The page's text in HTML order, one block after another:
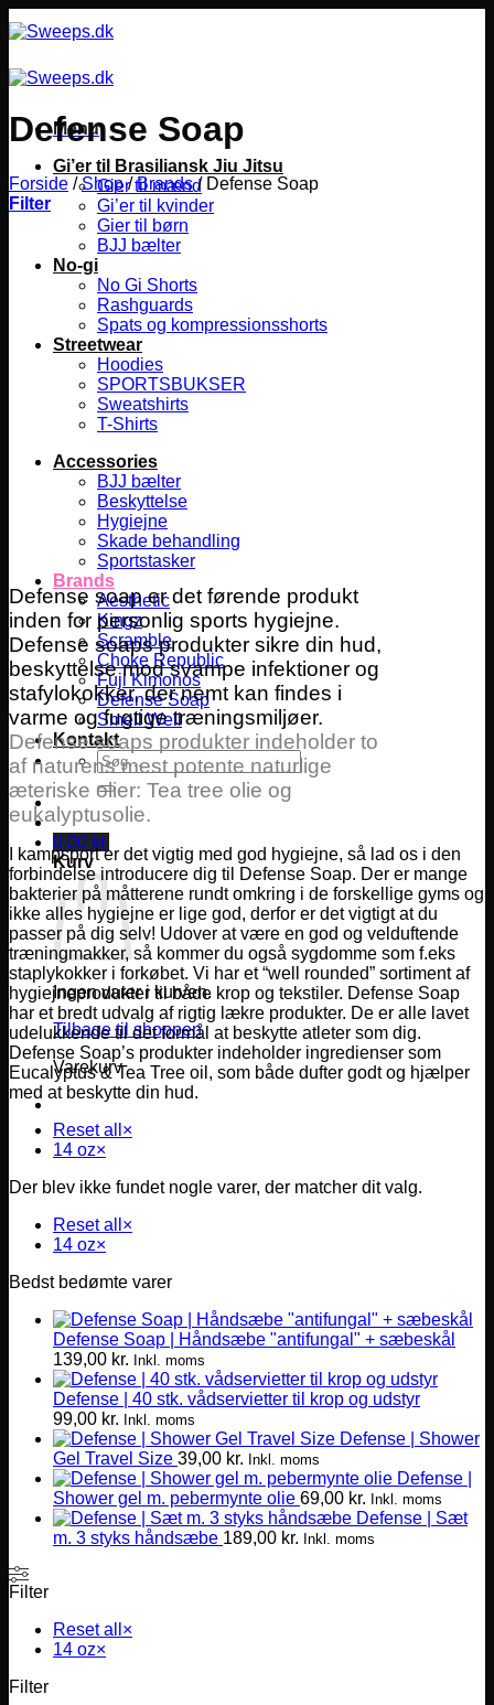
til
Menu
Gi’er til Brasiliansk Jiu Jitsu
Gier til mænd
Gi’er til kvinder
Gier til børn
BJJ bælter
No-gi
No Gi Shorts
Rashguards
Spats og kompressionsshorts
Streetwear
Hoodies
SPORTSBUKSER
Sweatshirts
T-Shirts
Accessories
BJJ bælter
Beskyttelse
Hygiejne
Skade behandling
Sportstasker
Brands
Aesthetic
Kingz
Scramble
Choke Republic
Fuji Kimonos
Defense Soap
Smell Well
Kontakt
Søg
efter:
0,00 kr.
Kurv
Ingen varer i kurven.
Tilbage til shoppen
Varekurv
Defense Soap
Forside / Shop / Brands /Defense Soap
Filter
Defense soap er det førende produkt
inden for personlig sports hygiejne.
Defense soaps produkter sikre din hud,
beskyttelse mod svampe infektioner og
stafylokokker, der nemt kan findes i
varme og fugtige træningsmiljøer.
Defense soaps produkter indeholder to
af naturens mest potente naturlige
æteriske olier: Tea tree olie og
eukalyptusolie.
I kampsport er det vigtig med god hygiejne, så lad os i den
forbindelse introducere dig til Defense Soap. Der er mange
bakterier på måtterene rundt omkring i de forskellige gyms og
ikke alles hygiejne er lige god, derfor er det vigtigt at du
passer på dig selv! Udover at være en god og velduftende
træningmakker, så kommer du også sygdomme som f.eks
staplykokker i forkøbet. Vi har et “well rounded” sortiment af
hygiejneprodukter til både krop og tekstiler. Defense Soap
har et bredt udvalg af rigtig lækre produkter. De er alle lavet
udelukkende til det formål at beskytte atleter som dig.
Defense Soap’s produkter indeholder ingredienser som
Eucalyptus & Tea Tree oil, som både dufter godt og hjælper
med at beskytte din hud.
Reset all ×
14 oz×
Der blev ikke fundet nogle varer, der matcher dit valg.
Reset all ×
14 oz×
Bedst bedømte varer
Defense Soap | Håndsæbe "antifungal" + sæbeskål
139,00 kr. Inkl. moms
Defense | 40 stk. vådservietter til krop og udstyr
99,00 kr. Inkl. moms
Defense | Shower
Gel Travel Size 39,00 kr. Inkl. moms
Defense |
Shower gel m. pebermynte olie 69,00 kr. Inkl. moms
Defense | Sæt
m. 3 styks håndsæbe 189,00 kr. Inkl. moms
Filter
Reset all ×
14 oz×
Filter